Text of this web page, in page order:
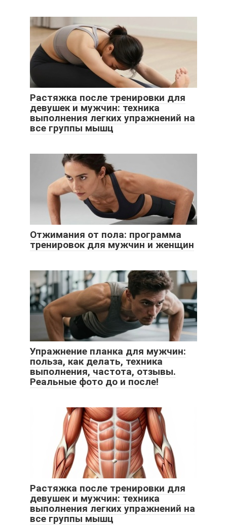
Растяжка после тренировки для
девушек и мужчин: техника
выполнения легких упражнений на
все группы мышц
Отжимания от пола: программа
тренировок для мужчин и женщин
Упражнение планка для мужчин:
польза, как делать, техника
выполнения, частота, отзывы.
Реальные фото до и после!
Растяжка после тренировки для
девушек и мужчин: техника
выполнения легких упражнений на
все группы мышц